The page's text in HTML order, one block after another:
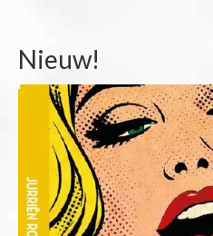
Blog
Lezingen/Presentaties
Film & TV
Theater
Overige publicaties
Nieuw!